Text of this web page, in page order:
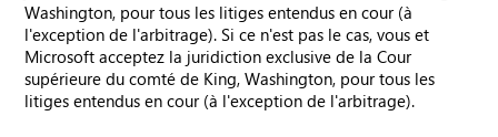
Washington, pour tous les litiges entendus en cour (à
l'exception de l'arbitrage). Si ce n'est pas le cas, vous et
Microsoft acceptez la juridiction exclusive de la Cour
supérieure du comté de King, Washington, pour tous les
litiges entendus en cour (à l'exception de l'arbitrage).